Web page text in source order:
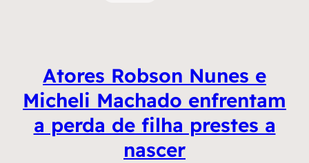
Atores Robson Nunes e
Micheli Machado enfrentam
a perda de filha prestes a
nascer